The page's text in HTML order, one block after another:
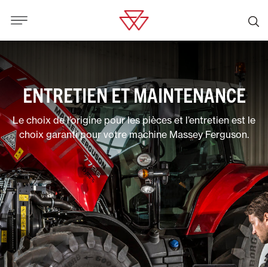
ENTRETIEN ET MAINTENANCE
Le choix de l’origine pour les pièces et l’entretien est le
choix garanti pour votre machine Massey Ferguson.